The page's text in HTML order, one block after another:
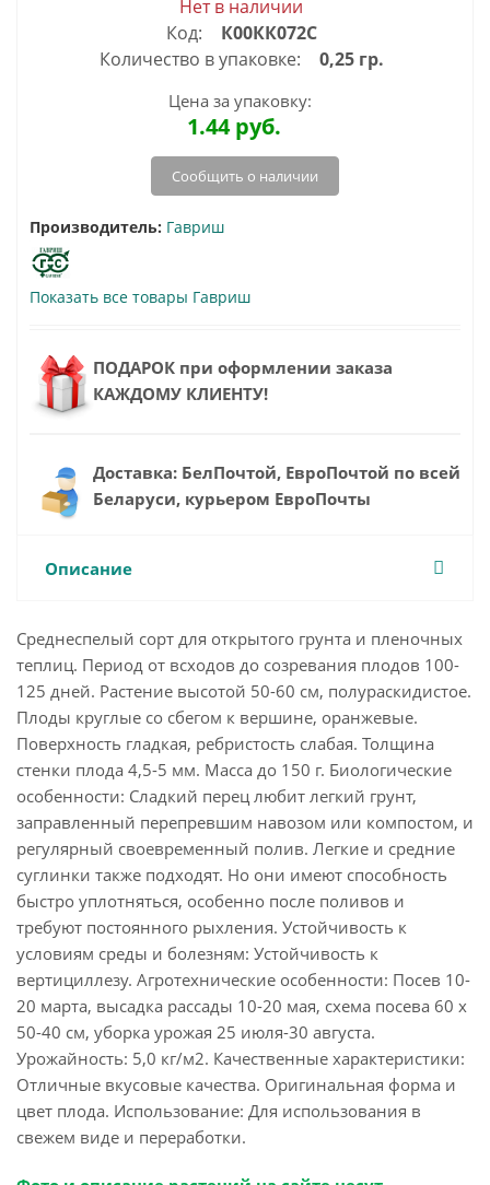
Нет в наличии
Код:
К00КК072С
Количество в упаковке:
0,25 гр.
Цена за упаковку:
1.44руб.
Сообщить о наличии
Производитель: Гавриш
Показать все товары Гавриш
ПОДАРОК при оформлении заказа
КАЖДОМУ КЛИЕНТУ!
Доставка: БелПочтой, ЕвроПочтой по всей
Беларуси, курьером ЕвроПочты
Описание
Среднеспелый сорт для открытого грунта и пленочных
теплиц. Период от всходов до созревания плодов 100-
125 дней. Растение высотой 50-60 см, полураскидистое.
Плоды круглые со сбегом к вершине, оранжевые.
Поверхность гладкая, ребристость слабая. Толщина
стенки плода 4,5-5 мм. Масса до 150 г. Биологические
особенности: Сладкий перец любит легкий грунт,
заправленный перепревшим навозом или компостом, и
регулярный своевременный полив. Легкие и средние
суглинки также подходят. Но они имеют способность
быстро уплотняться, особенно после поливов и
требуют постоянного рыхления. Устойчивость к
условиям среды и болезням: Устойчивость к
вертициллезу. Агротехнические особенности: Посев 10-
20 марта, высадка рассады 10-20 мая, схема посева 60 х
50-40 см, уборка урожая 25 июля-30 августа.
Урожайность: 5,0 кг/м2. Качественные характеристики:
Отличные вкусовые качества. Оригинальная форма и
цвет плода. Использование: Для использования в
свежем виде и переработки.